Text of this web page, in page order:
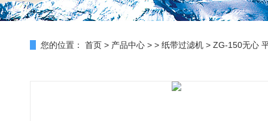
您的位置： 首页 > 产品中心 > > 纸带过滤机 > ZG-150无心